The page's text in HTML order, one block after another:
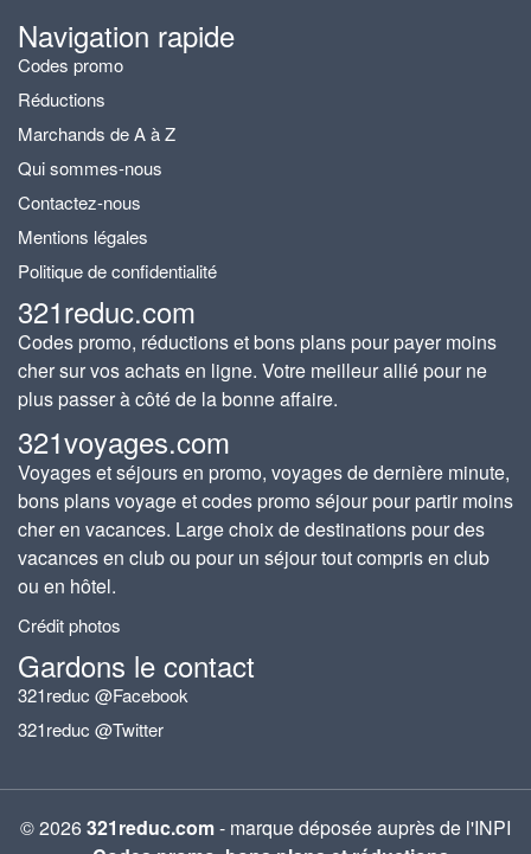
Navigation rapide
Codes promo
Réductions
Marchands de A à Z
Qui sommes-nous
Contactez-nous
Mentions légales
Politique de confidentialité
321reduc.com
Codes promo, réductions et bons plans pour payer moins
cher sur vos achats en ligne. Votre meilleur allié pour ne
plus passer à côté de la bonne affaire.
321voyages.com
Voyages et séjours en promo, voyages de dernière minute,
bons plans voyage et codes promo séjour pour partir moins
cher en vacances. Large choix de destinations pour des
vacances en club ou pour un séjour tout compris en club
ou en hôtel.
Crédit photos
Gardons le contact
321reduc @Facebook
321reduc @Twitter
© 2026321reduc.com- marque déposée auprès de l'INPI